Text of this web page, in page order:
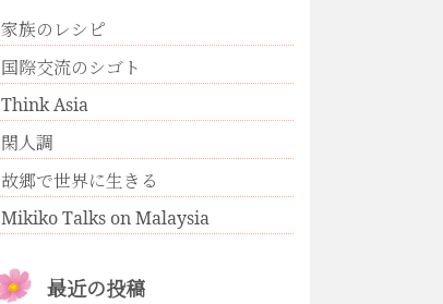
家族のレシピ
国際交流のシゴト
Think Asia
閑人調
故郷で世界に生きる
Mikiko Talks on Malaysia
最近の投稿